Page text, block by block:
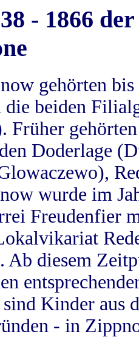
- 1866
gehörten
beiden
Früher
Doderlage
wurde im
Freudenfier
Ab diesem
Kinder aus
- in